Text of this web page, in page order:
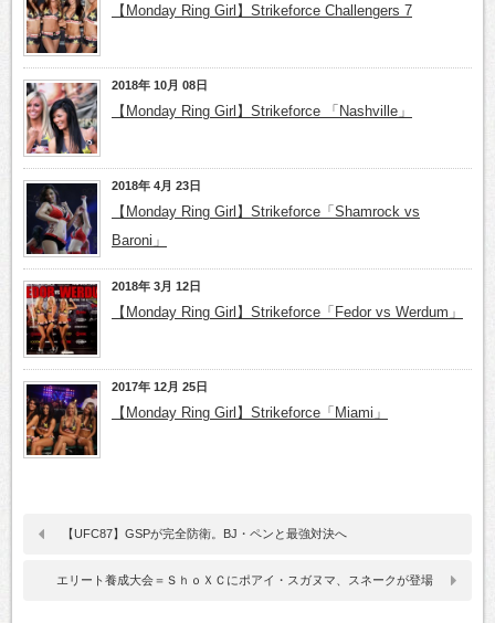
【Monday Ring Girl】Strikeforce Challengers 7
2018年 10月 08日
【Monday Ring Girl】Strikeforce 「Nashville」
2018年 4月 23日
【Monday Ring Girl】Strikeforce「Shamrock vs
Baroni」
2018年 3月 12日
【Monday Ring Girl】Strikeforce「Fedor vs Werdum」
2017年 12月 25日
【Monday Ring Girl】Strikeforce「Miami」
【UFC87】GSPが完全防衛。BJ・ペンと最強対決へ
エリート養成大会＝ＳｈｏＸＣにポアイ・スガヌマ、スネークが登場